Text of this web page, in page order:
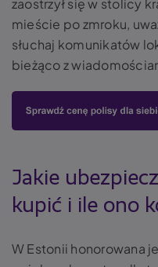
zaostrzył się w stolicy
mieście po zmroku,
słuchaj komunikatów
bieżąco z
Jakie
kupić i ile ono
W Estonii honorowana